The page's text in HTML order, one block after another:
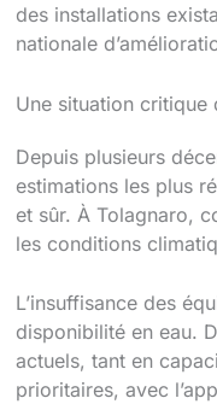
des installations
nationale
Une situation critique
Depuis plusieurs
estimations les plus
et sûr. À Tolagnaro,
les conditions
L’insuffisance des
disponibilité en eau.
actuels, tant en
prioritaires, avec